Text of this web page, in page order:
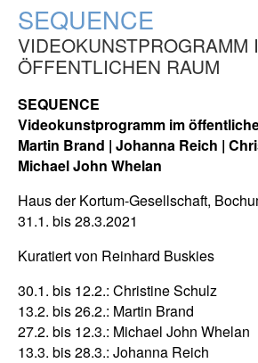
SEQUENCE
VIDEOKUNSTPROGRAMM
ÖFFENTLICHEN RAUM
SEQUENCE
Videokunstprogramm im
Martin Brand | Johanna Reich |
Michael John Whelan
Haus der Kortum-Gesellschaft,
31.1. bis 28.3.2021
Kuratiert von Reinhard Buskies
30.1. bis 12.2.: Christine Schulz
13.2. bis 26.2.: Martin Brand
27.2. bis 12.3.: Michael John Whelan
13.3. bis 28.3.: Johanna Reich